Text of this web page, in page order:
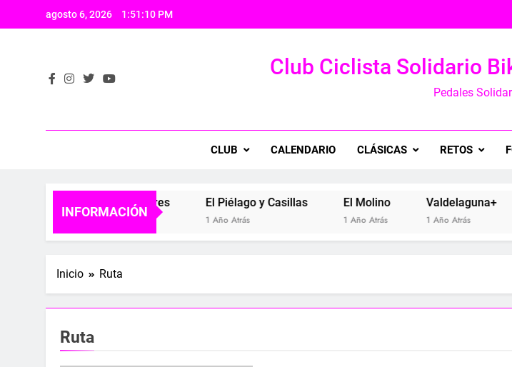
agosto 6, 2026 1:51:11 PM
Club Ciclista Solidario
Pedales
CLUB CALENDARIO CLÁSICAS RETOS
INFORMACIÓN
El Piélago y Casillas
1 Año Atrás
El Molino Valdelaguna+
1 Año Atrás
Inicio Ruta
Ruta